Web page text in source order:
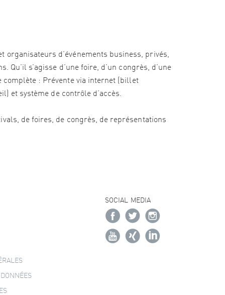
organisateurs d’événements business, privés,
s’agisse d’une foire, d’un congrès, d’une
complète : Prévente via internet (billet
et système de contrôle d’accès.
de foires, de congrès, de représentations
SOCIAL MEDIA